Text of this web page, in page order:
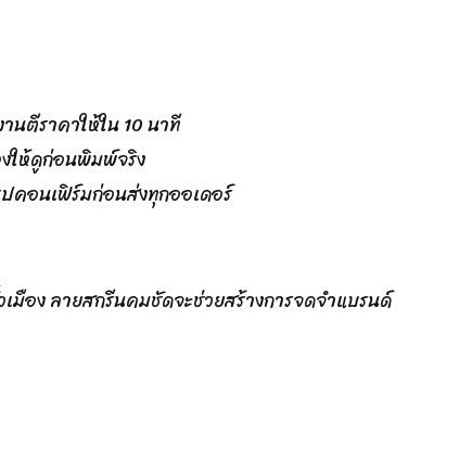
นตีราคาให้ใน 10 นาที
ให้ดูก่อนพิมพ์จริง
คอนเฟิร์มก่อนส่งทุกออเดอร์
มือง ลายสกรีนคมชัดจะช่วยสร้างการจดจำแบรนด์